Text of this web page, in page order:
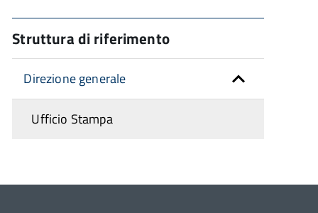
Struttura di riferimento
Direzione generale
Ufficio Stampa